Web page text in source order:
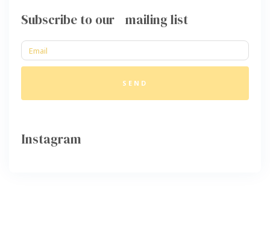
Subscribe to our mailing list
SEND
Instagram